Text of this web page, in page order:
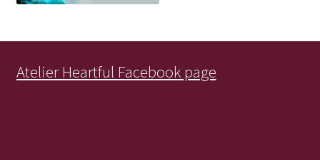
Atelier Heartful Facebook page